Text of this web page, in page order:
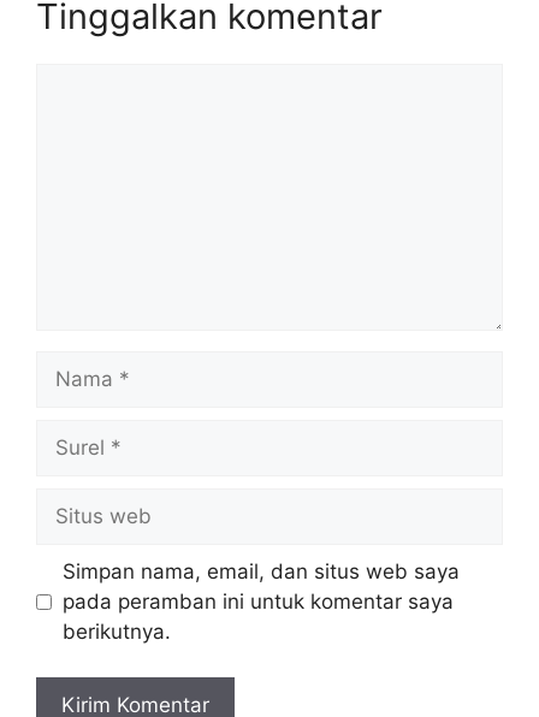
Tinggalkan komentar
web
Simpan nama, email, dan situs web saya
pada peramban ini untuk komentar saya
berikutnya.